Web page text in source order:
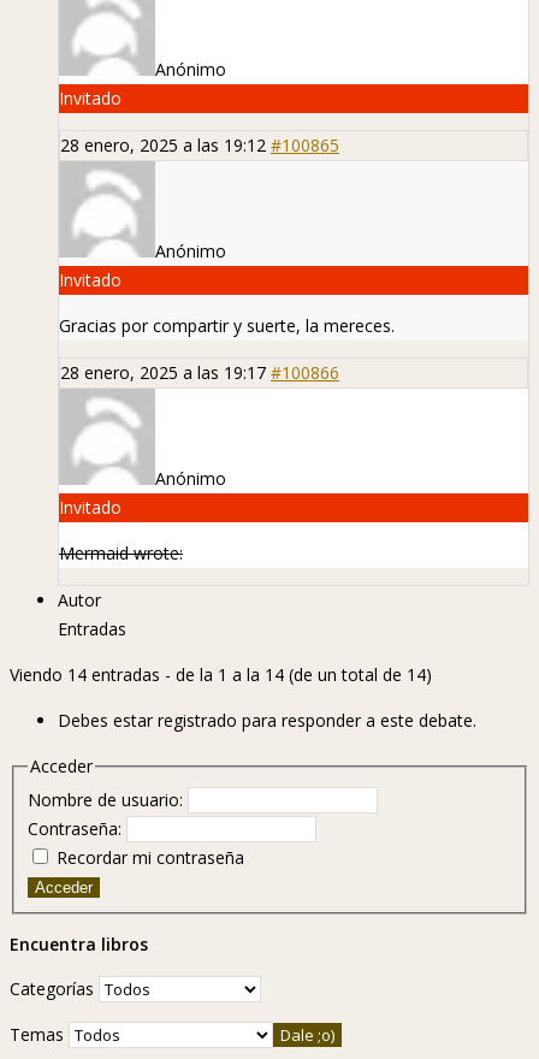
Anónimo
Invitado
28 enero, 2025 a las 19:12 #100865
Anónimo
Invitado
Gracias por compartir y suerte, la mereces.
28 enero, 2025 a las 19:17 #100866
Anónimo
Invitado
Mermaid wrote:
Autor
Entradas
Viendo 14 entradas - de la 1 a la 14 (de un total de 14)
Debes estar registrado para responder a este debate.
Acceder
Nombre de usuario:
Contraseña:
Recordar mi contraseña
Acceder
Encuentra libros
Categorías
Temas